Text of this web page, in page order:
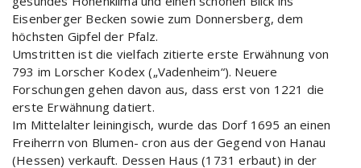
Eisenberger Becken sowie zum Donnersberg, dem
höchsten Gipfel der Pfalz.
Umstritten ist die vielfach zitierte erste Erwähnung von
793 im Lorscher Kodex („Vadenheim“). Neuere
Forschungen gehen davon aus, dass erst von 1221 die
erste Erwähnung datiert.
Im Mittelalter leiningisch, wurde das Dorf 1695 an einen
Freiherrn von Blumen- cron aus der Gegend von Hanau
(Hessen) verkauft. Dessen Haus (1731 erbaut) in der